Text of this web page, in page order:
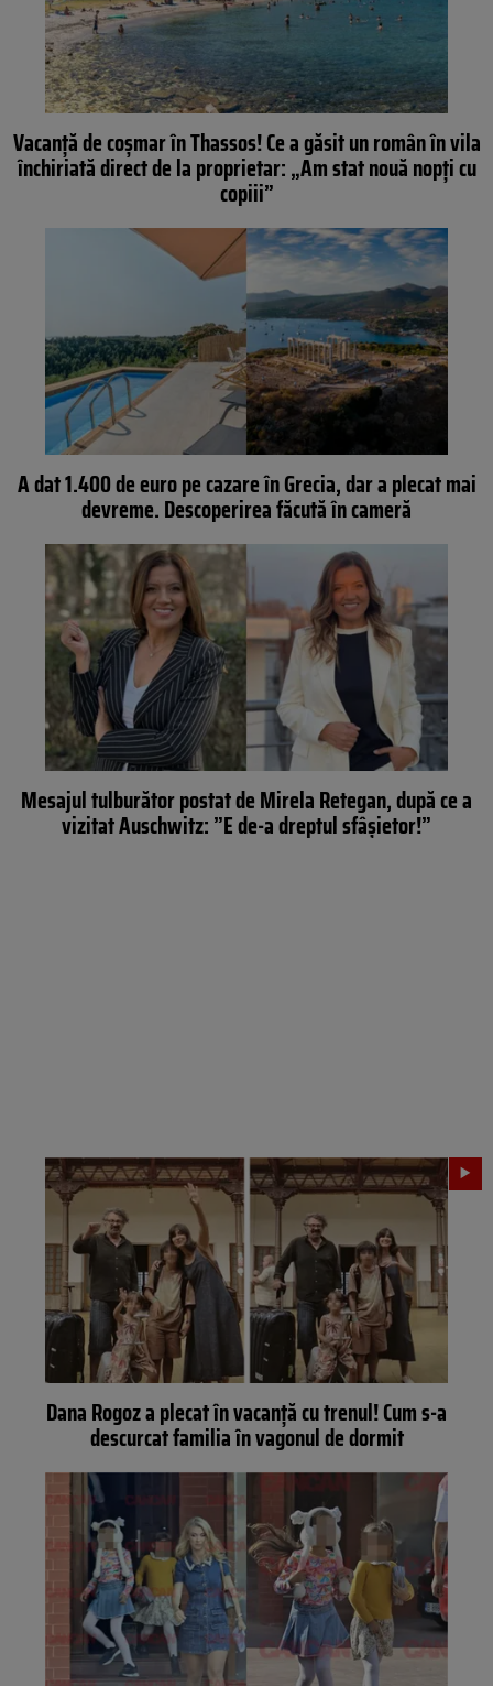
Vacanță de coșmar în Thassos! Ce a găsit un român în vila
închiriată direct de la proprietar: „Am stat nouă nopți cu
copiii”
A dat 1.400 de euro pe cazare în Grecia, dar a plecat mai
devreme. Descoperirea făcută în cameră
Mesajul tulburător postat de Mirela Retegan, după ce a
vizitat Auschwitz: ”E de-a dreptul sfâșietor!”
Dana Rogoz a plecat în vacanță cu trenul! Cum s-a
descurcat familia în vagonul de dormit